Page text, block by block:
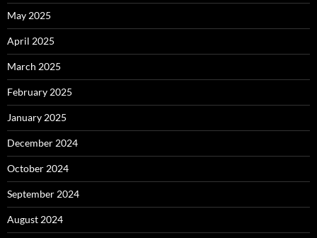
May 2025
April 2025
March 2025
February 2025
January 2025
December 2024
October 2024
September 2024
August 2024